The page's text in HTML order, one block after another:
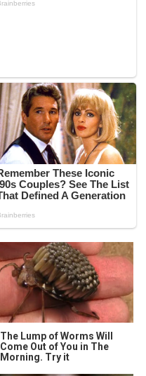
The Lump of Worms Will
Come Out of You in The
Morning. Try it